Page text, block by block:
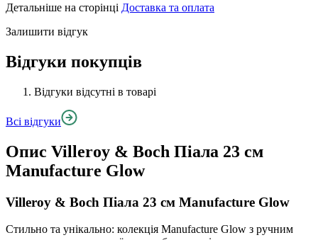
Детальніше на сторінці Доставка та оплата
Залишити відгук
Відгуки покупців
Відгуки відсутні в товарі
Всі відгуки
Опис Villeroy & Boch Піала 23 см
Manufacture Glow
Villeroy & Boch Піала 23 см Manufacture Glow
Стильно та унікально: колекція Manufacture Glow з ручним